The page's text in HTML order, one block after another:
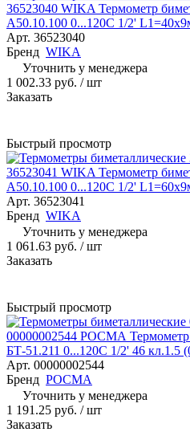
36523040 WIKA Термометр
A50.10.100 0...120С 1/2'
Арт. 36523040
Бренд WIKA
Уточнить у менеджера
1 002.33 руб. / шт
Заказать
Быстрый просмотр
36523041 WIKA Термометр
A50.10.100 0...120С 1/2'
Арт. 36523041
Бренд WIKA
Уточнить у менеджера
1 061.63 руб. / шт
Заказать
Быстрый просмотр
00000002544 РОСМА Термометр
БТ-51.211 0...120С 1/2' 46 кл.1.5
Арт. 00000002544
Бренд РОСМА
Уточнить у менеджера
1 191.25 руб. / шт
Заказать